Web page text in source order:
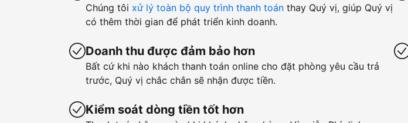
Chúng tôi xử lý toàn bộ quy trình thanh toán thay Quý vị, giúp Quý vị
có thêm thời gian để phát triển kinh doanh.
Doanh thu được đảm bảo hơn
Bất cứ khi nào khách thanh toán online cho đặt phòng yêu cầu trả
trước, Quý vị chắc chắn sẽ nhận được tiền.
Kiểm soát dòng tiền tốt hơn